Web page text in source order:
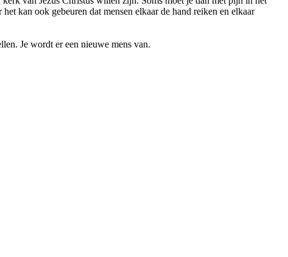
kan ook gebeuren dat mensen elkaar de hand reiken en elkaar
Je wordt er een nieuwe mens van.